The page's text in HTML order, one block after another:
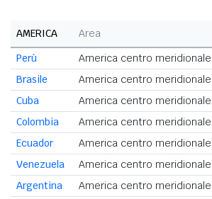
AMERICA Area
Perù
America centro meridionale
Brasile
America centro meridionale
Cuba
America centro meridionale
Colombia
America centro meridionale
Ecuador
America centro meridionale
Venezuela
America centro meridionale
Argentina
America centro meridionale